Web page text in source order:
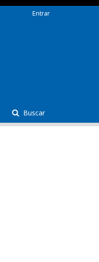
Buscar
Entrar